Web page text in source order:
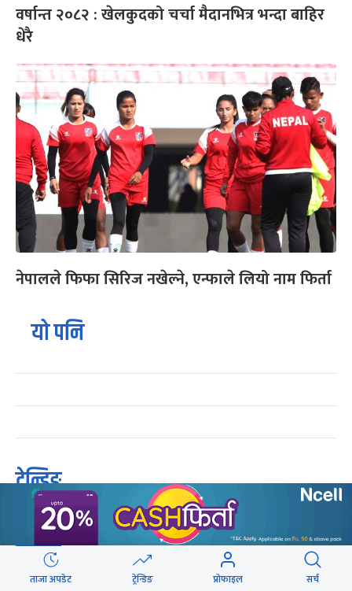
वर्षान्त २०८२ : खेलकुदको चर्चा मैदानभित्र भन्दा बाहिर
धेरै
नेपालले फिफा सिरिज नखेल्ने, एन्फाले लियो नाम फिर्ता
यो पनि
ट्रेन्डिङ
१
संसद्को रोष्ट्रमबाटै गृहमन्त्रीले दिए प्रश्न नगर्न
चेतावनी
ताजा अपडेट ट्रेन्डिङ प्रोफाइल सर्च